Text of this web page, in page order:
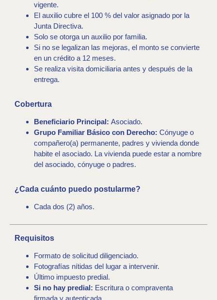
vigente.
El auxilio cubre el 100 % del valor asignado por la
Junta Directiva.
Solo se otorga un auxilio por familia.
Si no se legalizan las mejoras, el monto se convierte
en un crédito a 12 meses.
Se realiza visita domiciliaria antes y después de la
entrega.
Cobertura
Beneficiario Principal: Asociado.
Grupo Familiar Básico con Derecho: Cónyuge o
compañero(a) permanente, padres y vivienda donde
habite el asociado. La vivienda puede estar a nombre
del asociado, cónyuge o padres.
¿Cada cuánto puedo postularme?
Cada dos (2) años.
Requisitos
Formato de solicitud diligenciado.
Fotografías nítidas del lugar a intervenir.
Último impuesto predial.
Si no hay predial: Escritura o compraventa
firmada y autenticada.